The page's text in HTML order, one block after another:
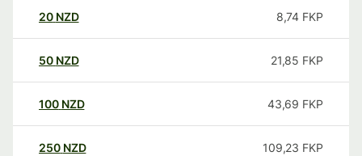
20 NZD 8,74 FKP
50 NZD 21,85 FKP
100 NZD 43,69 FKP
250 NZD 109,23 FKP